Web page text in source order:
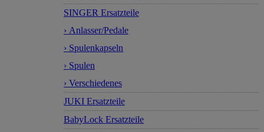
SINGER Ersatzteile
› Anlasser/Pedale
› Spulenkapseln
› Spulen
› Verschiedenes
JUKI Ersatzteile
BabyLock Ersatzteile